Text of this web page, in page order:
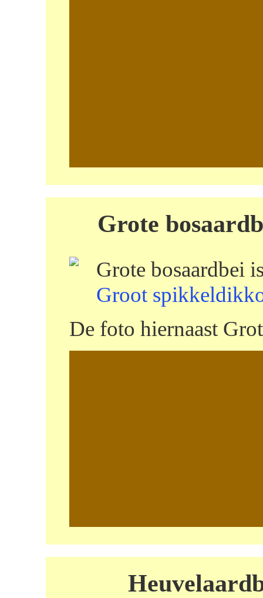
Grote
Grote bosaardbei
Groot
De foto hiernaast